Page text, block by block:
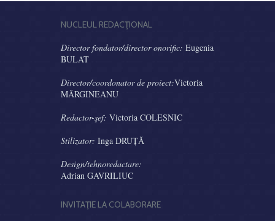
NUCLEUL REDACŢIONAL
Director fondator/director onorific: Eugenia
BULAT
Director/coordonator de proiect:Victoria
MĂRGINEANU
Redactor-şef: Victoria COLESNIC
Stilizator: Inga DRUȚĂ
Design/tehnoredactare:
Adrian GAVRILIUC
INVITAŢIE LA COLABORARE